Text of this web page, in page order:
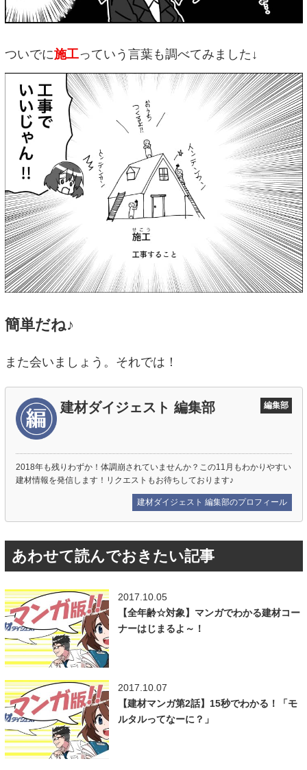
ついでに施工っていう言葉も調べてみました↓
簡単だね♪
また会いましょう。それでは！
建材ダイジェスト 編集部 編集部
2018年も残りわずか！体調崩されていませんか？この11月もわかりやすい
建材情報を発信します！リクエストもお待ちしております♪
建材ダイジェスト 編集部のプロフィール
あわせて読んでおきたい記事
2017.10.05
【全年齢☆対象】マンガでわかる建材コー
ナーはじまるよ～！
2017.10.07
【建材マンガ第2話】15秒でわかる！「モ
ルタルってなーに？」